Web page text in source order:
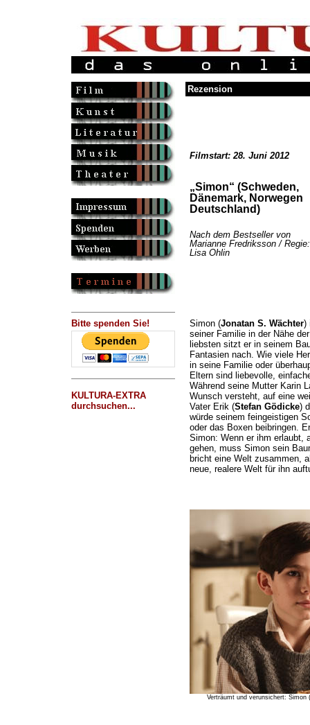
Bitte spenden Sie!
KULTURA-EXTRA
durchsuchen...
Rezension
Filmstart: 28. Juni 2012
„Simon“ (Schweden,
Dänemark, Norwegen
Deutschland)
Nach dem Bestseller von
Marianne Fredriksson / Regie:
Lisa Ohlin
Simon (Jonatan S. Wächter)
seiner Familie in der Nähe
liebsten sitzt er in seinem
Fantasien nach. Wie viele
in seine Familie oder
Eltern sind liebevolle,
Während seine Mutter Karin
Wunsch versteht, auf eine
Vater Erik (Stefan Gödicke)
würde seinem feingeistigen
oder das Boxen beibringen.
Simon: Wenn er ihm erlaubt,
gehen, muss Simon sein
bricht eine Welt zusammen,
neue, realere Welt für ihn
Verträumt und verunsichert: